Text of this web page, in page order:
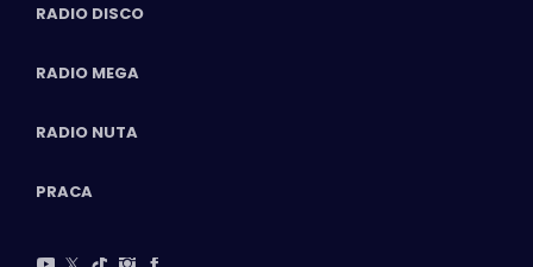
RADIO DISCO
RADIO MEGA
RADIO NUTA
PRACA